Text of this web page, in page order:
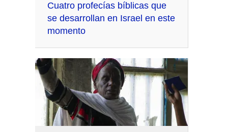
Cuatro profecías bíblicas que
se desarrollan en Israel en este
momento